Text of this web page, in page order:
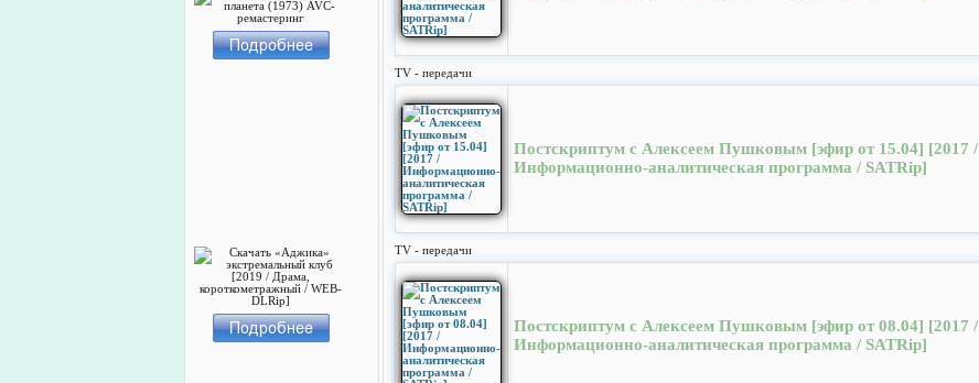
TV - передачи
Постскриптум с Алексеем Пушковым [эфир от 15.04] [2017 /
Информационно-аналитическая программа / SATRip]
TV - передачи
Постскриптум с Алексеем Пушковым [эфир от 08.04] [2017 /
Информационно-аналитическая программа / SATRip]